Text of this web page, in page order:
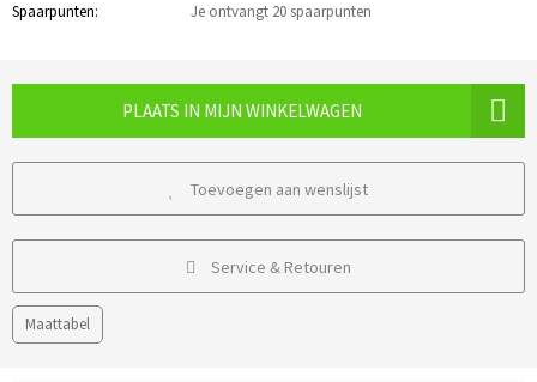
Spaarpunten: Je ontvangt 20 spaarpunten
PLAATS IN MIJN WINKELWAGEN
Toevoegen aan wenslijst
Service & Retouren
Maattabel